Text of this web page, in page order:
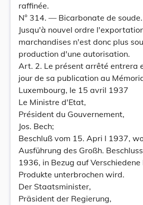
raffinée.
N° 314. — Bicarbonate de soude.
Jusqu'à nouvel ordre
marchandises n'est donc plus
production d'une autorisation.
Art. 2. Le présent arrêté entrera
jour de sa publication au
Luxembourg, le 15 avril 1937
Le Ministre d'Etat,
Président du Gouvernement,
Jos. Bech;
Beschluß vom 15. Apri l 1937,
Ausführung des Großh.
1936, in Bezug auf
Produkte unterbrochen wird.
Der Staatsminister,
Präsident der Regierung,